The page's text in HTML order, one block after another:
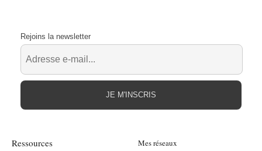
Ressources Mes réseaux
Rejoins la newsletter
JE M'INSCRIS